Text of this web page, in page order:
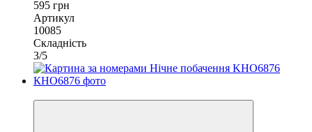
595 грн
Артикул
10085
Складність
3/5